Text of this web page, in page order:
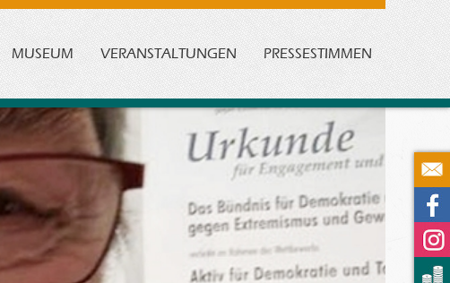
MUSEUM VERANSTALTUNGEN PRESSESTIMMEN